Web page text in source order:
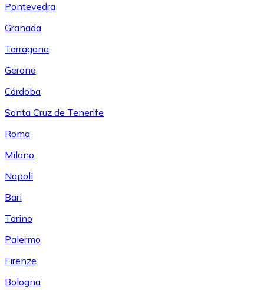
Pontevedra
Granada
Tarragona
Gerona
Córdoba
Santa Cruz de Tenerife
Roma
Milano
Napoli
Bari
Torino
Palermo
Firenze
Bologna